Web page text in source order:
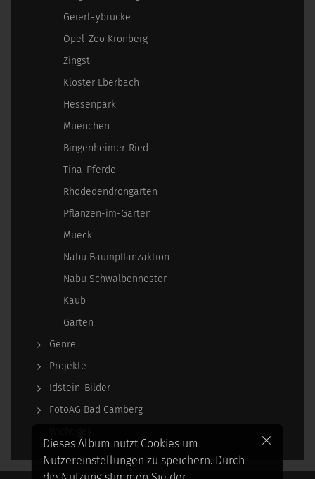
Geierlaybrücke
Opel-Zoo Kronberg
Zingst
Kloster Eberbach
Hessenpark
Muenchen
Bingenheimer-Ried
Tina-Pferde
Rhodedendrongarten
Pflanzen-im-Garten
Mueck
Nabu Baumpflanzaktion
Nabu Schwalbennester
Kaub
Garten
Genre
Projekte
Idstein-Bilder
FotoAG Bad Camberg
Dieses Album nutzt Cookies um
Nutzereinstellungen zu speichern. Durch